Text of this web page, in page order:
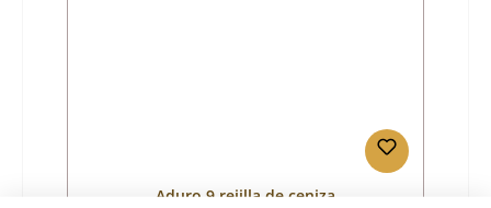
Aduro 9 rejilla de ceniza